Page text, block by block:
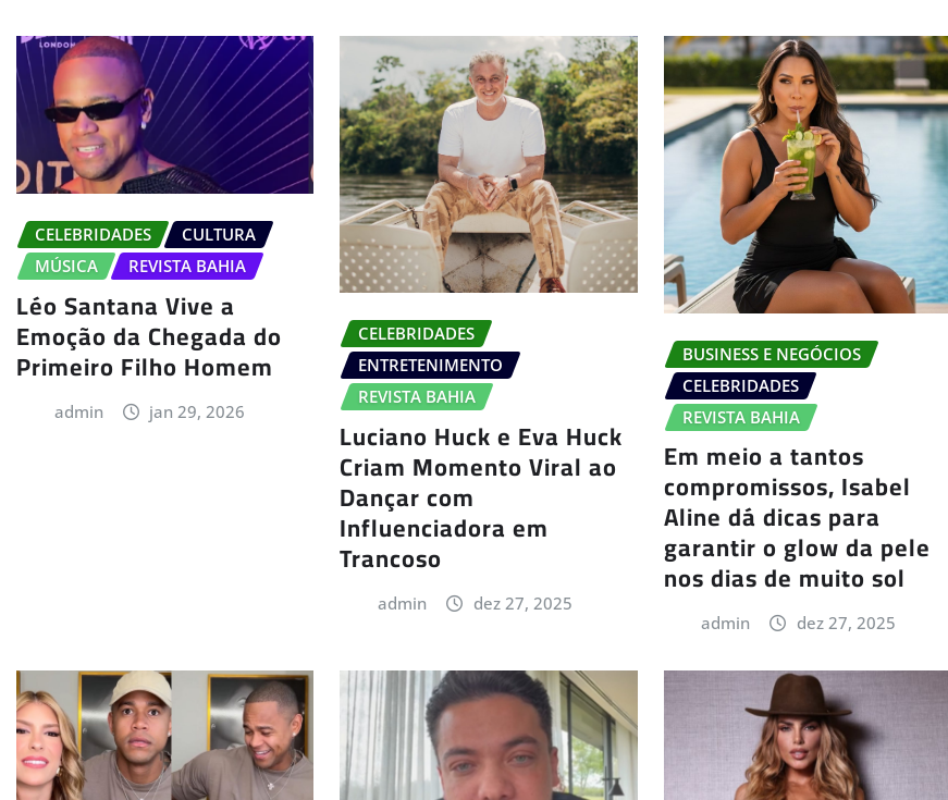
CELEBRIDADES
CULTURA
MÚSICA
REVISTA BAHIA
Léo Santana Vive a
Emoção da Chegada do
Primeiro Filho Homem
admin jan 29, 2026
CELEBRIDADES
ENTRETENIMENTO
REVISTA BAHIA
Luciano Huck e Eva Huck
Criam Momento Viral ao
Dançar com
Influenciadora em
Trancoso
admin dez 27, 2025
BUSINESS E NEGÓCIOS
CELEBRIDADES
REVISTA BAHIA
Em meio a tantos
compromissos, Isabel
Aline dá dicas para
garantir o glow da pele
nos dias de muito sol
admin dez 27, 2025